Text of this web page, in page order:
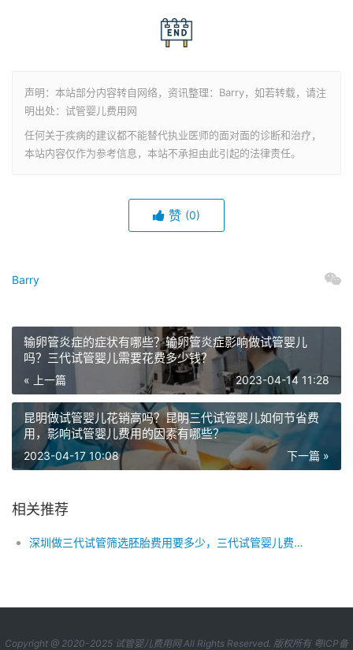
声明：本站部分内容转自网络，资讯整理：Barry，如若转载，请注
明出处：试管婴儿费用网
任何关于疾病的建议都不能替代执业医师的面对面的诊断和治疗，
本站内容仅作为参考信息，本站不承担由此引起的法律责任。
赞 (0)
Barry
输卵管炎症的症状有哪些？输卵管炎症影响做试管婴儿
吗？三代试管婴儿需要花费多少钱？
« 上一篇 2023-04-14 11:28
昆明做试管婴儿花销高吗？昆明三代试管婴儿如何节省费
用，影响试管婴儿费用的因素有哪些？
下一篇 »
2023-04-17 10:08
相关推荐
深圳做三代试管筛选胚胎费用要多少，三代试管婴儿费用包括有哪些，在深圳三代试管婴儿怎么省钱
Copyright @ 2020-2025 试管婴儿费用网All Rights Reserved. 版权所有 粤ICP备